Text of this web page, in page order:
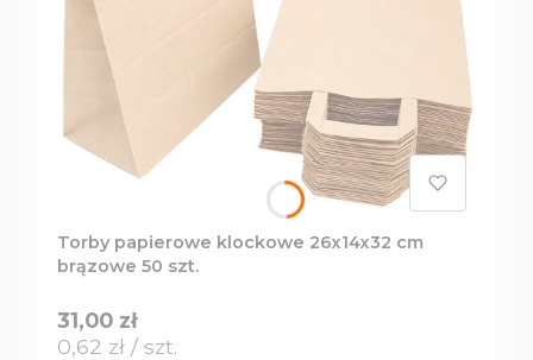
Torby papierowe klockowe 26x14x32 cm
brązowe 50 szt.
Cena
31,00 zł
Cena jednostkowa
0,62 zł / szt.